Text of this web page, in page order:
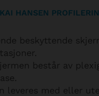
KAI HANSEN
beskyttende
består av
leveres med eller